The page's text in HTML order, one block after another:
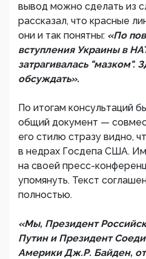
вывод можно сделать из
рассказал, что красные
они и так понятны: «По
вступления Украины в
затрагивалась "мазком".
обсуждать».
По итогам консультаций
общий документ —
его стилю стразу видно,
в недрах Госдепа США.
на своей пресс-
упомянуть. Текст
полностью.
«Мы, Президент
Путин и Президент
Америки Дж.Р. Байден,